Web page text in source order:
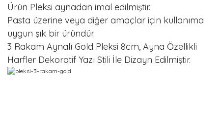
Ürün Pleksi aynadan imal edilmiştir.
Pasta üzerine veya diğer amaçlar için kullanıma
uygun şık bir üründür.
3 Rakam Aynalı Gold Pleksi 8cm, Ayna Özellikli
Harfler Dekoratif Yazı Stili İle Dizayn Edilmiştir.